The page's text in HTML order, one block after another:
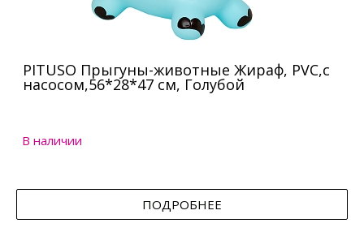
PITUSO Прыгуны-животные Жираф, PVC,с
насосом,56*28*47 см, Голубой
В наличии
ПОДРОБНЕЕ